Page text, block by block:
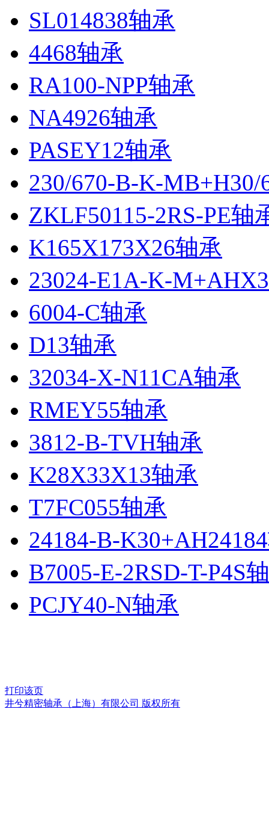
SL014838轴承
4468轴承
RA100-NPP轴承
NA4926轴承
PASEY12轴承
230/670-B-K-MB+H30/
ZKLF50115-2RS-PE轴
K165X173X26轴承
23024-E1A-K-
6004-C轴承
D13轴承
32034-X-N11CA轴承
RMEY55轴承
3812-B-TVH轴承
K28X33X13轴承
T7FC055轴承
24184-B-
B7005-E-2RSD-T-P4S
PCJY40-N轴承
打印该页
井兮精密轴承（上海）有限公司 版权所有